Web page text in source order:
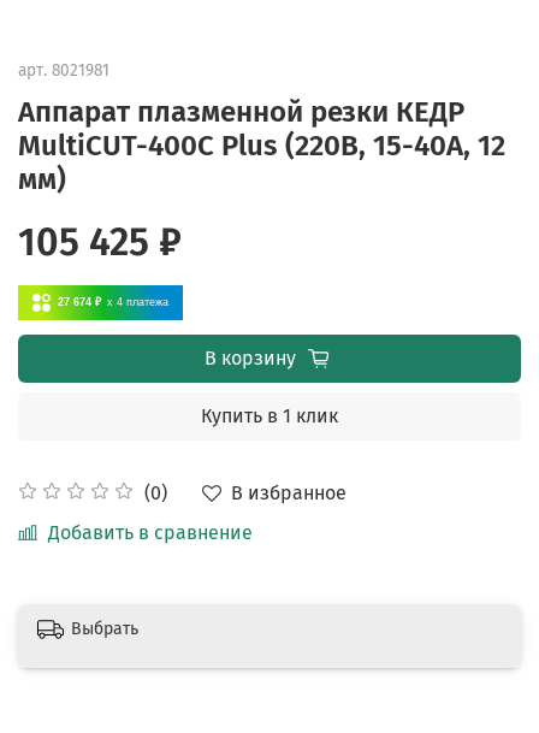
арт. 8021981
Аппарат плазменной резки КЕДР
MultiCUT-400C Plus (220В, 15-40А, 12
мм)
(0)
В избранное
Добавить в сравнение
105 425 ₽
27 674 ₽ x 4 платежа
В корзину
Купить в 1 клик
Выбрать